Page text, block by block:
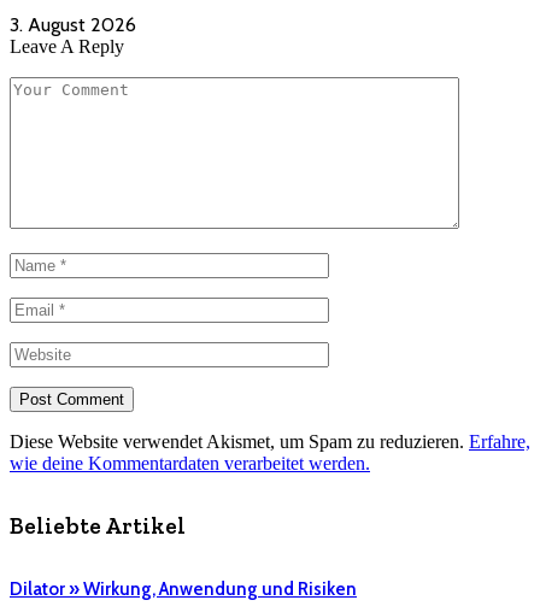
3. August 2026
Leave A Reply
Diese Website verwendet Akismet, um Spam zu reduzieren. Erfahre,
wie deine Kommentardaten verarbeitet werden.
Beliebte Artikel
Dilator » Wirkung, Anwendung und Risiken